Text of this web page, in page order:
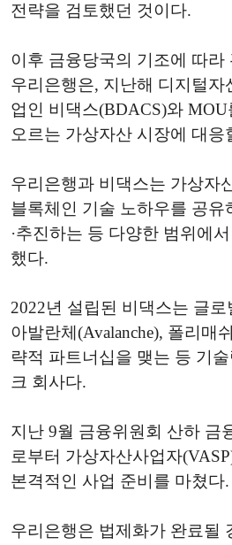
전략을 검토했던 것이다.
이후 금융당국의 기조에 따라
우리은행은, 지난해 디지털자
업인 비댁스(BDACS)와
오르는 가상자산 시장에 대응
우리은행과 비댁스는 가상자
블록체인 기술 노하우를 공유
·추진하는 등 다양한 범위에
했다.
2022년 설립된 비댁스는 글
아발란체(Avalanche), 폴리매
략적 파트너십을 맺는 등 기
크 회사다.
지난 9월 금융위원회 산하 금
로부터 가상자산사업자
본격적인 사업 준비를 마쳤다.
우리은행은 법제화가 완료될